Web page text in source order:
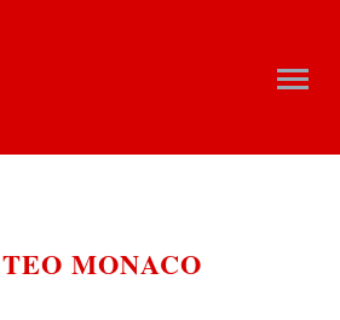
MONACO